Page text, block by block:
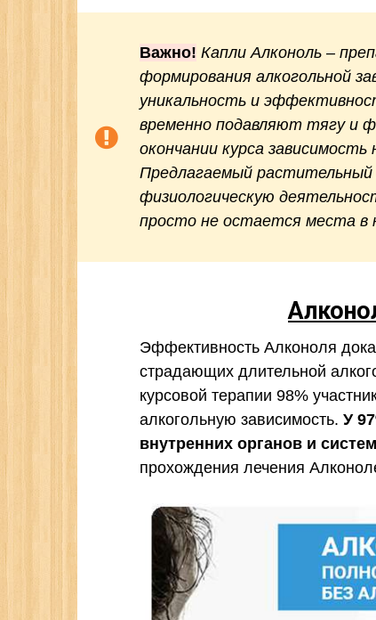
Важно! Капли Алконоль –
формирования алкогольной
уникальность и
временно подавляют тягу и
окончании курса
Предлагаемый растительный
физиологическую
просто не остается места в
Эффективность Алконоля
страдающих длительной
курсовой терапии 98%
алкогольную зависимость. У
внутренних органов и
прохождения лечения